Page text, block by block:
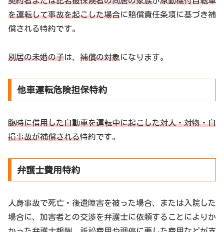
を運転して事故を起こした場合に賠償責任条項に基づき補
償される特約です。
別居の未婚の子は、 補償の対象になります。
他車運転危険担保特約
臨時に借用した自動車を運転中に起こした対人・対物・自
損事故が補償される特約です。
弁護士費用特約
人身事故で死亡・後遺障害を被った場合、または入院した
場合に、加害者との交渉を弁護士に依頼することによりか